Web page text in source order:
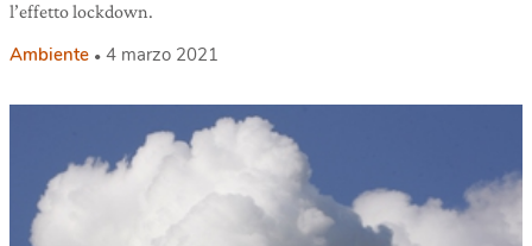
l’effetto lockdown.
Ambiente 4 marzo 2021